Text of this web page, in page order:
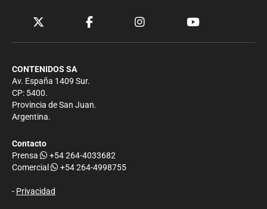
CONTENIDOS SA
Av. España 1409 Sur.
CP: 5400.
Provincia de San Juan.
Argentina.
Contacto
Prensa
+54 264-4033682
Comercial
+54 264-4998755
- Privacidad